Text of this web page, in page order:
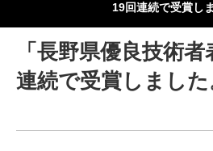
19回連続で受賞し
「長野県優良技術
連続で受賞しました